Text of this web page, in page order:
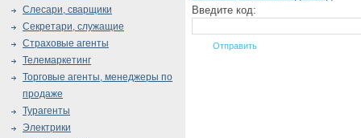
Введите код:
Слесари, сварщики
Секретари, служащие
Страховые агенты
Телемаркетинг
Торговые агенты, менеджеры по
продаже
Турагенты
Электрики